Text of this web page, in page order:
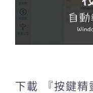
下載 『按鍵精